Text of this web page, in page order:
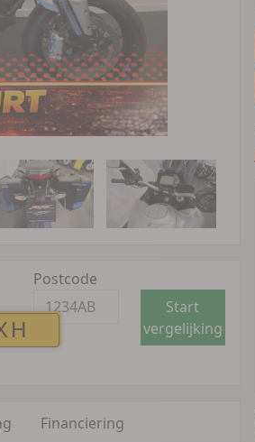
Postcode
Start
vergelijking
Financiering